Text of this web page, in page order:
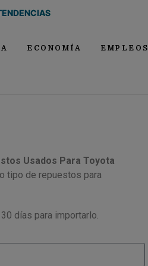
ECONOMÍA EMPLEOS
Usados Para Toyota
tipo de repuestos para
días para importarlo.